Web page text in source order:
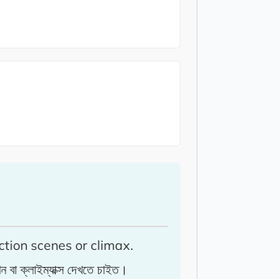
scenes or climax.
ক্লাইম্যাক্স দেখতে চাইত।